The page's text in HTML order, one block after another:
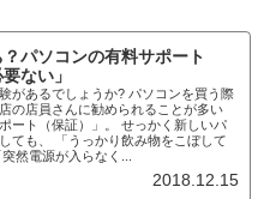
パソコンの有料サポート
ない」
があるでしょうか? パソコンを買う際
の店員さんに勧められることが多い
ポート（保証）」。 せっかく新しいパ
ても、 「うっかり飲み物をこぼして
然電源が入らなく...
2018.12.15